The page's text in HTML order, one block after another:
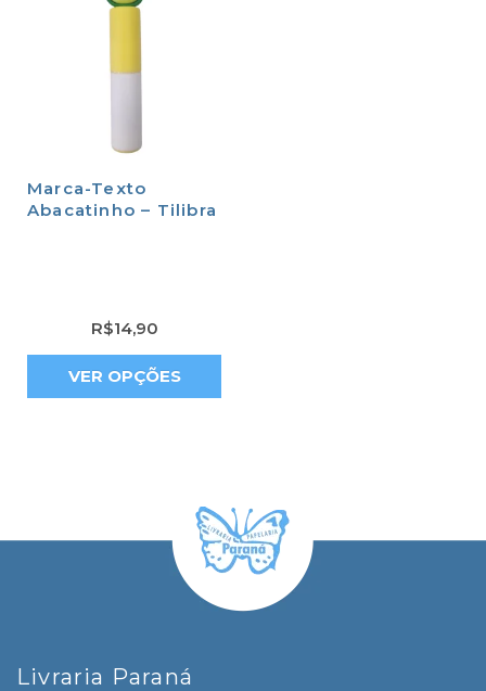
Marca-Texto
Abacatinho – Tilibra
R$14,90
VER OPÇÕES
Livraria Paraná